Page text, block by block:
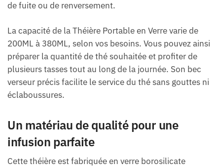
de fuite ou de renversement.
La capacité de la Théière Portable en Verre varie de
200ML à 380ML, selon vos besoins. Vous pouvez ainsi
préparer la quantité de thé souhaitée et profiter de
plusieurs tasses tout au long de la journée. Son bec
verseur précis facilite le service du thé sans gouttes ni
éclaboussures.
Un matériau de qualité pour une
infusion parfaite
Cette théière est fabriquée en verre borosilicate